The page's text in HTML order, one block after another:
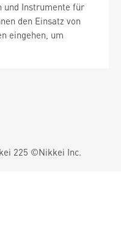
und Instrumente für
den Einsatz von
eingehen, um
225 ©Nikkei Inc.